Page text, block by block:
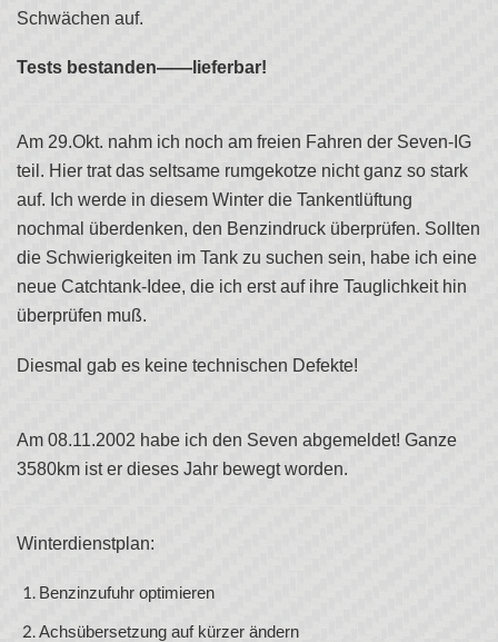
Schwächen auf.
Tests bestanden——lieferbar!
Am 29.Okt. nahm ich noch am freien Fahren der Seven-IG
teil. Hier trat das seltsame rumgekotze nicht ganz so stark
auf. Ich werde in diesem Winter die Tankentlüftung
nochmal überdenken, den Benzindruck überprüfen. Sollten
die Schwierigkeiten im Tank zu suchen sein, habe ich eine
neue Catchtank-Idee, die ich erst auf ihre Tauglichkeit hin
überprüfen muß.
Diesmal gab es keine technischen Defekte!
Am 08.11.2002 habe ich den Seven abgemeldet! Ganze
3580km ist er dieses Jahr bewegt worden.
Winterdienstplan:
Benzinzufuhr optimieren
Achsübersetzung auf kürzer ändern